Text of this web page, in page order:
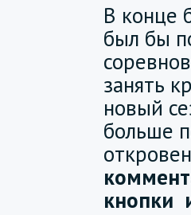
В конце
был бы
занять
новый
больше
кнопки